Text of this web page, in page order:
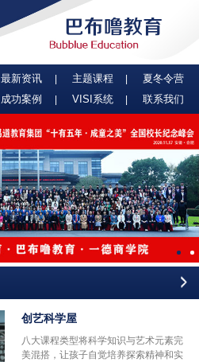
最新资讯 主题课程
夏冬令营
成功案例 VISI系统 联系我们
创艺科学屋
八大课程类型将科学知识与艺术元素完
美混搭，让孩子自觉培养探索精神和实